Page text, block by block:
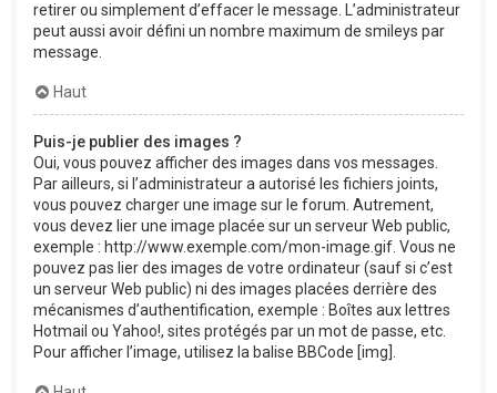
retirer ou simplement d’effacer le message. L’administrateur
peut aussi avoir défini un nombre maximum de smileys par
message.
Haut
Puis-je publier des images ?
Oui, vous pouvez afficher des images dans vos messages.
Par ailleurs, si l’administrateur a autorisé les fichiers joints,
vous pouvez charger une image sur le forum. Autrement,
vous devez lier une image placée sur un serveur Web public,
exemple : http://www.exemple.com/mon-image.gif. Vous ne
pouvez pas lier des images de votre ordinateur (sauf si c’est
un serveur Web public) ni des images placées derrière des
mécanismes d’authentification, exemple : Boîtes aux lettres
Hotmail ou Yahoo!, sites protégés par un mot de passe, etc.
Pour afficher l’image, utilisez la balise BBCode [img].